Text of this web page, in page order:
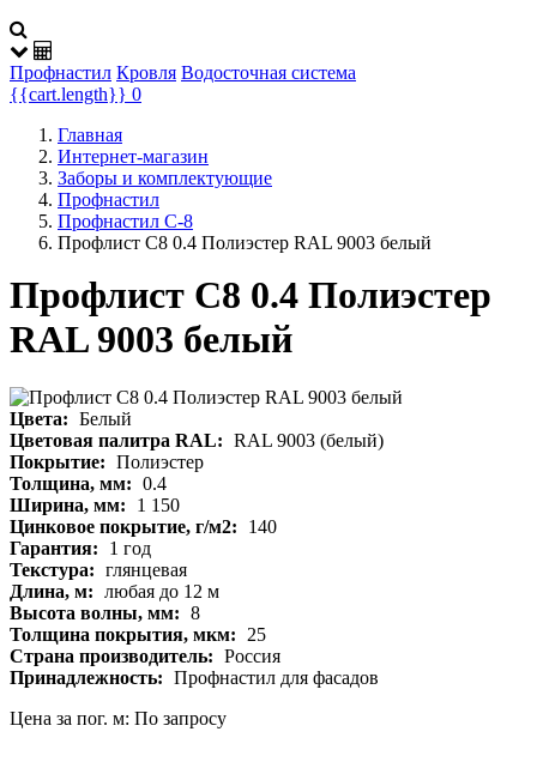
Профнастил Кровля Водосточная система
{{cart.length}} 0
Главная
Интернет-магазин
Заборы и комплектующие
Профнастил
Профнастил С-8
Профлист С8 0.4 Полиэстер RAL 9003 белый
Профлист С8 0.4 Полиэстер
RAL 9003 белый
Цвета: Белый
Цветовая палитра RAL: RAL 9003 (белый)
Покрытие: Полиэстер
Толщина, мм: 0.4
Ширина, мм:
1 150
Цинковое покрытие, г/м2:
140
Гарантия:
1 год
Текстура: глянцевая
Длина, м: любая до 12 м
Высота волны, мм: 8
Толщина покрытия, мкм: 25
Страна производитель: Россия
Принадлежность: Профнастил для фасадов
Цена за пог. м: По запросу